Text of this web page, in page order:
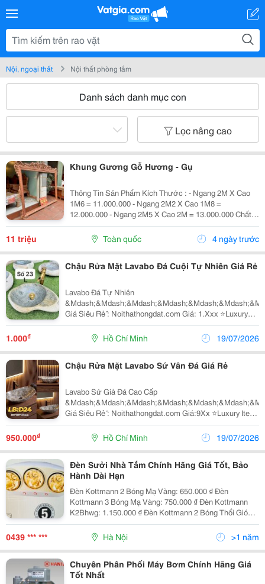
Nội, ngoại thất Nội thất phòng tắm
Danh sách danh mục con
Lọc nâng cao
Khung Gương Gỗ Hương - Gụ
Thông Tin Sản Phẩm Kích Thước : - Ngang 2M X Cao
1M6 = 11.000.000 - Ngang 2M2 X Cao 1M8 =
12.000.000 - Ngang 2M5 X Cao 2M = 13.000.000 Chất
Liệu : Gỗ Hương Đá - Gỗ Gụ Lào Giá Bằng Nhau Giá
Bán Đã Bao Gồm Sơn Pu Hoặc Đánh Vecni Đẹp Đẽ ! +
Cả Gương...
11 triệu Toàn quốc 4 ngày trước
Chậu Rửa Mặt Lavabo Đá Cuội Tự Nhiên Giá Rẻ
Lavabo Đá Tự Nhiên
Giá Siêu Rẻ ̂: Noithathongdat.com Giá: 1.Xxx ⭐️Luxury
Item ̣̂ ̂́ ̂̀ Đ̣ Mở Cửa: Thứ 2 - Thứ 7(8H-18H) ✅ Địa Chỉ: 004
Chung...
1.000₫ Hồ Chí Minh 19/07/2026
Chậu Rửa Mặt Lavabo Sứ Vân Đá Giá Rẻ
Lavabo Sứ Giả Đá Cao Cấp
Giá Siêu Rẻ ̂: Noithathongdat.com Giá:9Xx ⭐️Luxury Item ̣̂
̂́ ̂̀ Đ̣ Mở Cửa: Thứ 2 - Thứ 7(8H-18H) ✅ Địa Chỉ: 004...
950.000₫ Hồ Chí Minh 19/07/2026
Đèn Sưởi Nhà Tắm Chính Hãng Giá Tốt, Bảo
Hành Dài Hạn
Đèn Kottmann 2 Bóng Mạ Vàng: 650.000 ₫ Đèn
Kottmann 3 Bóng Mạ Vàng: 750.000 ₫ Đèn Kottmann
K2Bhwg: 1.150.000 ₫ Đèn Kottmann 2 Bóng Thổi Gió
Nóng: 1.250.000 ₫ Đèn Sưởi Treo Tường Kangaroo
0439 *** *** Hà Nội >1 năm
Chuyên Phân Phối Máy Bơm Chính Hãng Giá
Tốt Nhất